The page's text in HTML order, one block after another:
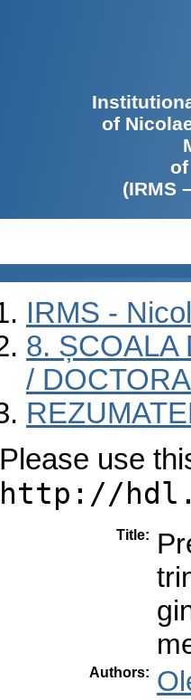
of
(IRMS
IRMS -
8. ȘCOALA
/
Please use
http://
Title:
Authors: